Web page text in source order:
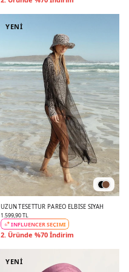
YENİ
UZUN TESETTÜR PAREO ELBISE SIYAH
1.599,90 TL
INFLUENCER SEÇİMİ
2. Üründe %70 İndirim
YENİ